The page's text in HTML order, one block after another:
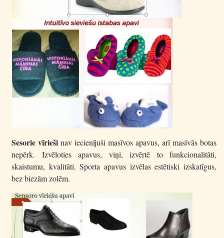
Sesorie vīrieši nav iecienījuši masīvos apavus, arī masīvās botas
nepērk. Izvēloties apavus, viņi, izvērtē to funkcionalitāti,
skaistumu, kvalitāti. Sporta apavus izvēlas estētiski izskatīgus,
bez biezām zolēm.